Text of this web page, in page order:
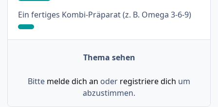
Ein fertiges Kombi-Präparat (z. B. Omega 3-6-9): 9%
Thema sehen
Bitte melde dich an oder registriere dich um
abzustimmen.